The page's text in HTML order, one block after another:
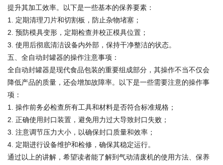
提升其加工效率。以下是一些基本的保养要素：
1. 定期清理刀片和切割板，防止杂物堵塞；
2. 预防模具变形，定期检查并校正模具位置；
3. 使用后彻底清洁设备内外部，保持干净整洁的状态。
五、全自动封罐器的操作注意事项：
全自动封罐器是现代食品包装的重要组成部分，其操作不当不仅会
降低产品的质量，还会增加故障率。以下是一些需要注意的操作事
项：
1. 操作前务必检查所有工具和材料是否符合标准规格；
2. 正确使用封口装置，避免用力过大导致封口失败；
3. 注意调节压力大小，以确保封口质量和效率；
4. 定期进行设备维护和检修，确保其稳定运行。
通过以上的讲解，希望读者能了解到气动清废机的使用方法、保养